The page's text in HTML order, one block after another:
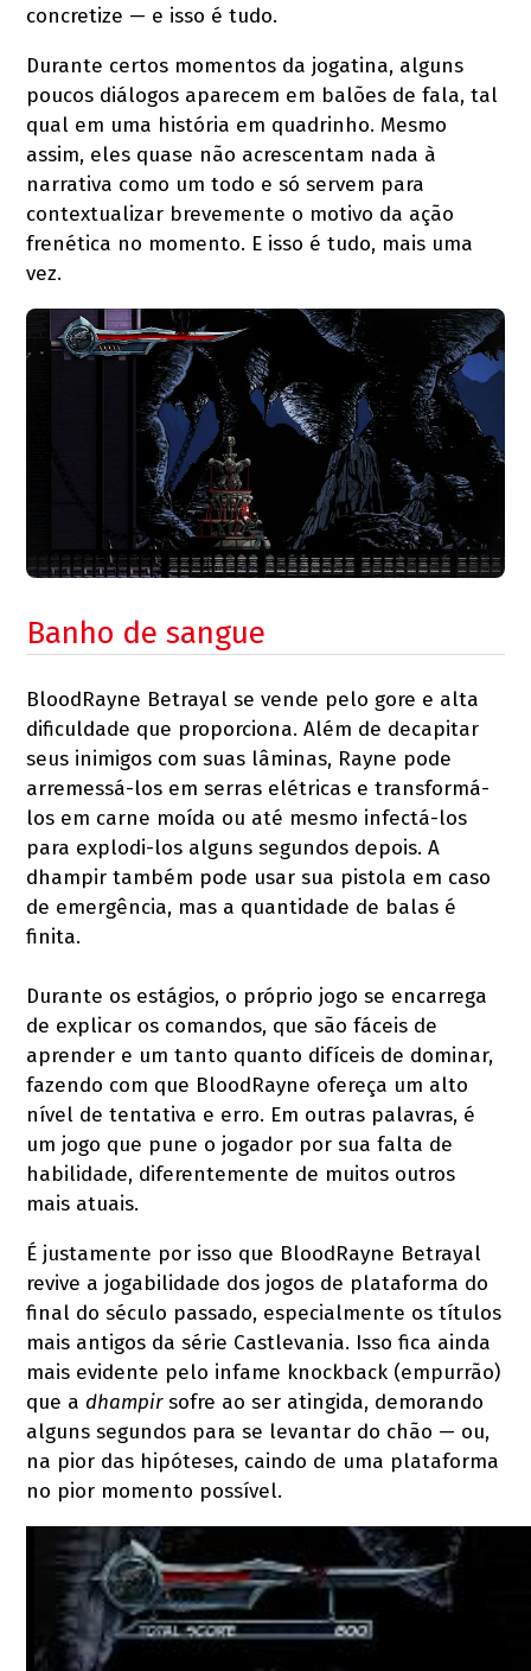
concretize — e isso é tudo.
Durante certos momentos da jogatina, alguns
poucos diálogos aparecem em balões de fala, tal
qual em uma história em quadrinho. Mesmo
assim, eles quase não acrescentam nada à
narrativa como um todo e só servem para
contextualizar brevemente o motivo da ação
frenética no momento. E isso é tudo, mais uma
vez.
Banho de sangue
BloodRayne Betrayal se vende pelo gore e alta
dificuldade que proporciona. Além de decapitar
seus inimigos com suas lâminas, Rayne pode
arremessá-los em serras elétricas e transformá-
los em carne moída ou até mesmo infectá-los
para explodi-los alguns segundos depois. A
dhampir também pode usar sua pistola em caso
de emergência, mas a quantidade de balas é
finita.
Durante os estágios, o próprio jogo se encarrega
de explicar os comandos, que são fáceis de
aprender e um tanto quanto difíceis de dominar,
fazendo com que BloodRayne ofereça um alto
nível de tentativa e erro. Em outras palavras, é
um jogo que pune o jogador por sua falta de
habilidade, diferentemente de muitos outros
mais atuais.
É justamente por isso que BloodRayne Betrayal
revive a jogabilidade dos jogos de plataforma do
final do século passado, especialmente os títulos
mais antigos da série Castlevania. Isso fica ainda
mais evidente pelo infame knockback (empurrão)
que adhampirsofre ao ser atingida, demorando
alguns segundos para se levantar do chão — ou,
na pior das hipóteses, caindo de uma plataforma
no pior momento possível.